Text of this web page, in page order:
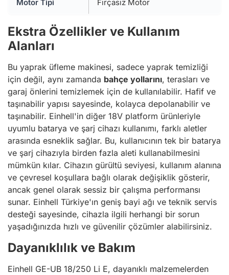
Motor Tipi Fırçasız Motor
Ekstra Özellikler ve Kullanım
Alanları
Bu yaprak üfleme makinesi, sadece yaprak temizliği
için değil, aynı zamanda bahçe yollarını, terasları ve
garaj önlerini temizlemek için de kullanılabilir. Hafif ve
taşınabilir yapısı sayesinde, kolayca depolanabilir ve
taşınabilir. Einhell'in diğer 18V platform ürünleriyle
uyumlu batarya ve şarj cihazı kullanımı, farklı aletler
arasında esneklik sağlar. Bu, kullanıcının tek bir batarya
ve şarj cihazıyla birden fazla aleti kullanabilmesini
mümkün kılar. Cihazın gürültü seviyesi, kullanım alanına
ve çevresel koşullara bağlı olarak değişiklik gösterir,
ancak genel olarak sessiz bir çalışma performansı
sunar. Einhell Türkiye'ın geniş bayi ağı ve teknik servis
desteği sayesinde, cihazla ilgili herhangi bir sorun
yaşadığınızda hızlı ve güvenilir çözümler alabilirsiniz.
Dayanıklılık ve Bakım
Einhell GE-UB 18/250 Li E, dayanıklı malzemelerden